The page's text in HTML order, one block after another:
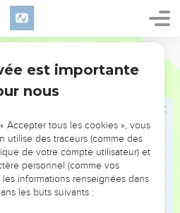
devant,
le prix de l’appel
mûrs, adoptons cette attitude
sur un point, Dieu vous
sommes, marchons dans la
plein accord].
frères et sœurs, et portez les
suivant le modèle que
est importante
nous
Accepter tous les cookies », vous
utilise des traceurs (comme des
de votre compte utilisateur) et
personnel (comme vos
informations renseignées dans
les buts suivants :